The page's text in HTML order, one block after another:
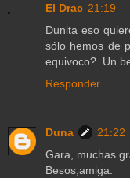
El Drac 21:19
Dunita eso
sólo hemos de
equivoco?. Un
Responder
Duna
21:22
Gara, muchas
Besos,amiga.